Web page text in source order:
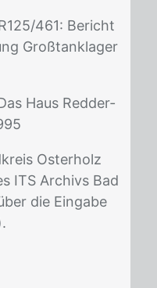
​461: Be­richt
Groß­t­an­kla­ger
Haus Red­der­
Os­ter­holz
ITS Ar­chivs Bad
die Ein­ga­be